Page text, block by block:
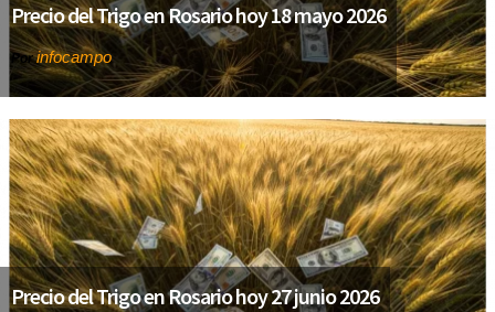
Precio del Trigo en Rosario hoy 18 mayo 2026
Porinfocampo
Precio del Trigo en Rosario hoy 27 junio 2026